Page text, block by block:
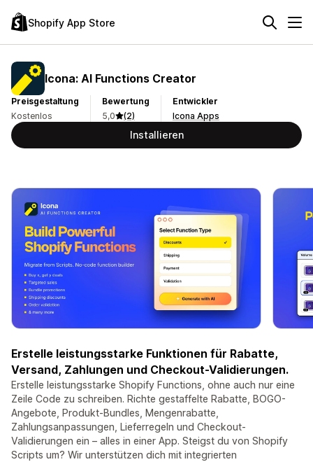
Shopify App Store
Icona: AI Functions Creator
Preisgestaltung
Kostenlos
Bewertung
5,0
(2)
Entwickler
Icona Apps
Installieren
Erstelle leistungsstarke Funktionen für Rabatte,
Versand, Zahlungen und Checkout-Validierungen.
Erstelle leistungsstarke Shopify Functions, ohne auch nur eine
Zeile Code zu schreiben. Richte gestaffelte Rabatte, BOGO-
Angebote, Produkt-Bundles, Mengenrabatte,
Zahlungsanpassungen, Lieferregeln und Checkout-
Validierungen ein – alles in einer App. Steigst du von Shopify
Scripts um? Wir unterstützen dich mit integrierten